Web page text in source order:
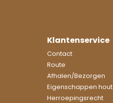
Klantenservice
Contact
Route
Afhalen/Bezorgen
Eigenschappen hout
Herroepingsrecht